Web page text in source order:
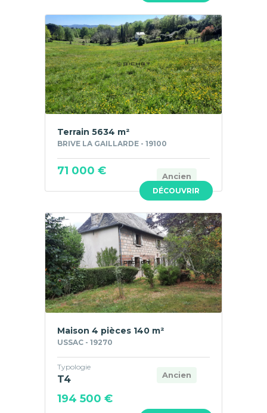
DÉCOUVRIR
Terrain 5634 m²
BRIVE LA GAILLARDE - 19100
Ancien
71 000 €
Maison 4 pièces 140 m²
USSAC - 19270
Ancien
Typologie
T4
194 500 €